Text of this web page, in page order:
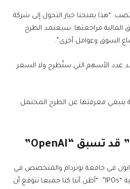
“هذا يمنحنا خيار التحول إلى شركة
المالية مراجعتها. سيعتمد الطرح
السوق وعوامل أخرى”.
عدد الأسهم التي ستُطرح ولا السعر
ينبغي معرفتها عن الطرح المحتمل
في جامعة نوتردام والمتخصص في
دراسة الطروحات العامة الأولية “IPOs”: “أظن أننا كنا جميعا نتوقع أن